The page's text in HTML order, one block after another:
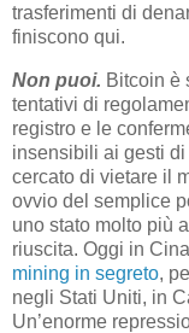
trasferimenti di
finiscono qui.
Non puoi. Bitcoin è
tentativi di
registro e le
insensibili ai gesti
cercato di vietare il
ovvio del semplice
uno stato molto più
riuscita. Oggi in
mining in segreto,
negli Stati Uniti, in
Un’enorme